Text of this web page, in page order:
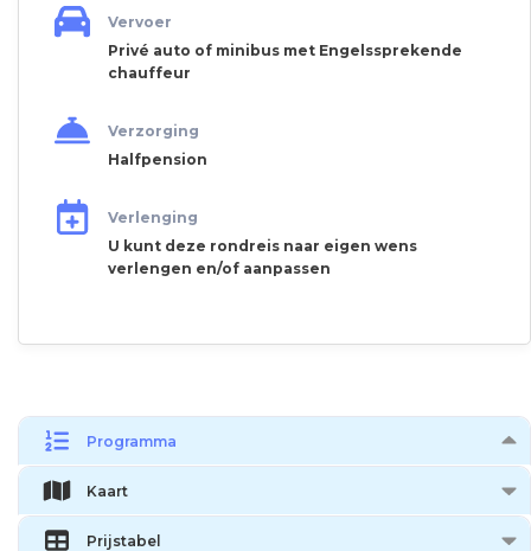
Vervoer
Privé auto of minibus met Engelssprekende
chauffeur
Verzorging
Halfpension
Verlenging
U kunt deze rondreis naar eigen wens
verlengen en/of aanpassen
Programma
Kaart
Prijstabel